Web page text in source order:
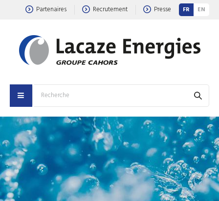
Partenaires Recrutement Presse FR EN